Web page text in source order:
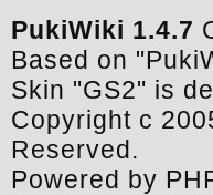
PukiWiki 1.4.7
Based on
Skin "GS2" is
Copyright c
Reserved.
Powered by